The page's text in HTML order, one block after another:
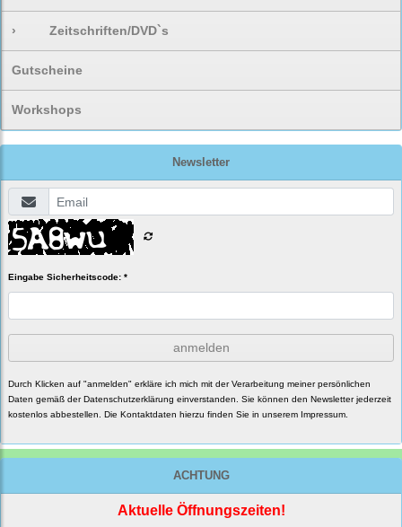
› Zeitschriften/DVD`s
Gutscheine
Workshops
Newsletter
Eingabe Sicherheitscode: *
anmelden
Durch Klicken auf "anmelden" erkläre ich mich mit der Verarbeitung meiner persönlichen
Daten gemäß der Datenschutzerklärung einverstanden. Sie können den Newsletter jederzeit
kostenlos abbestellen. Die Kontaktdaten hierzu finden Sie in unserem Impressum.
ACHTUNG
Aktuelle Öffnungszeiten!